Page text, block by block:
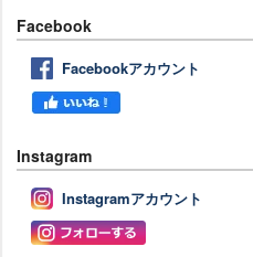
Facebook
Facebookアカウント
Instagram
Instagramアカウント